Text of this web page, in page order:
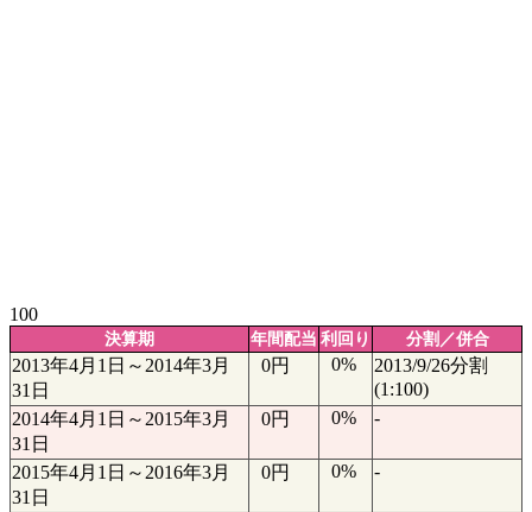
100
決算期 年間配当 利回り 分割／併合
2013年4月1日～2014年3月
31日
0円 0%
2013/9/26分割
(1:100)
2014年4月1日～2015年3月
31日
0円 0% -
2015年4月1日～2016年3月
31日
0円 0% -